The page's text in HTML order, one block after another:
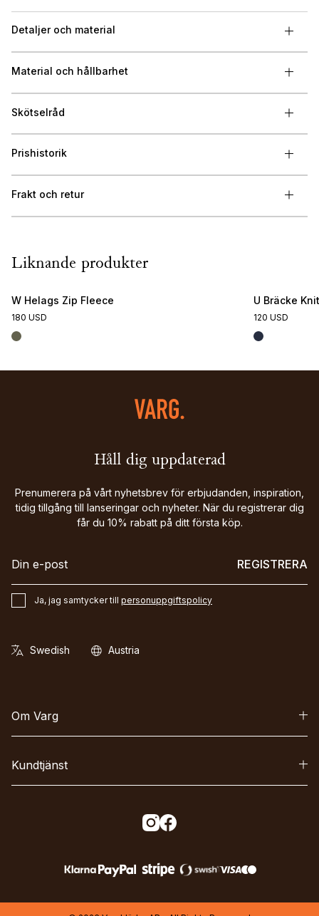
Detaljer och material
Material och hållbarhet
Skötselråd
Prishistorik
Frakt och retur
Liknande produkter
W Helags Zip Fleece
180 USD
U Bräcke
120 USD
Håll dig uppdaterad
Prenumerera på vårt nyhetsbrev för erbjudanden, inspiration,
tidig tillgång till lanseringar och nyheter. När du registrerar dig
får du 10% rabatt på ditt första köp.
REGISTRERA
Ja, jag samtycker till personuppgiftspolicy
Om Varg
Kundtjänst